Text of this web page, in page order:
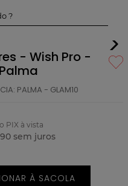
?
- Wish Pro -
: PALMA - GLAM10
PIX à vista
90sem juros
À SACOLA